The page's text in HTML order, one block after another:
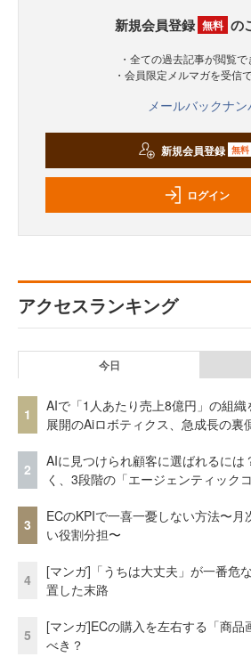
新規会員登録 無料 の
・全ての過去記事が閲覧
・会員限定メルマガを受信
メールバックナン
新規会員登録 無料
ログイン
アクセスランキング
今日
1
AIで「1人あたり売上8億円」の組織
展開のAiロボティクス、急成長の裏
2
AIに見つけられ顧客に選ばれるには
く、3段階の「エージェンティック
3
ECのKPIで一喜一憂しない方法〜月
い役割分担〜
4
[マンガ]「うちは大丈夫」が一番危
置した末路
5
[マンガ]ECの購入を左右する「商品
べき？